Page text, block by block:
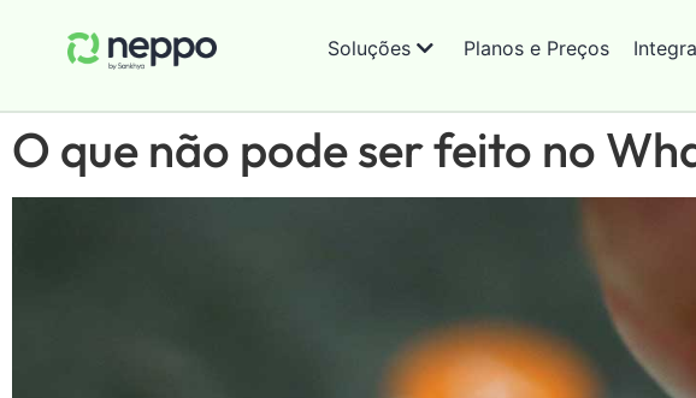
Soluções Planos e Preços
O que não pode ser feito no